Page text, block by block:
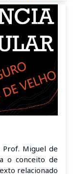
Miguel de
o conceito de
relacionado